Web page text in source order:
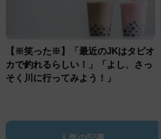
【※笑った※】「最近のJKはタピオ
カで釣れるらしい！」「よし、さっ
そく川に行ってみよう！」